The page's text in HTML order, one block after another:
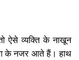
ऐसे व्यक्ति के नाखून
के नजर आते हैं। हाथ